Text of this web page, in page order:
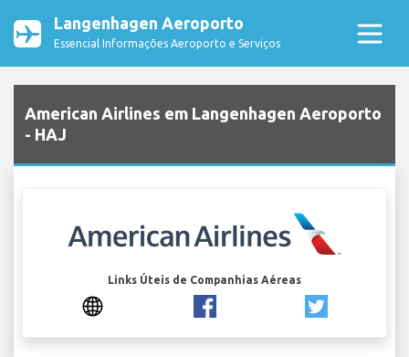
Langenhagen Aeroporto
Essencial Informações Aeroporto e Serviços
American Airlines em Langenhagen Aeroporto
- HAJ
Links Úteis de Companhias Aéreas